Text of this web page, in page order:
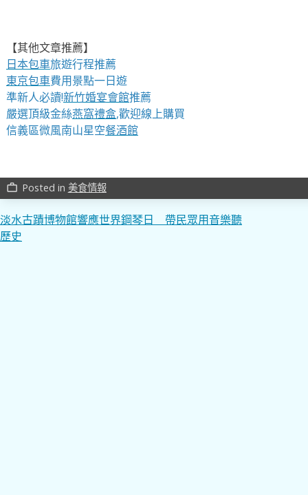
【其他文章推薦】
日本包車旅遊行程推薦
東京包車費用景點一日遊
準新人必讀!新竹婚宴會館推薦
嚴選頂級金絲燕窩禮盒,歡迎線上購買
信義區微風南山星空餐酒館
work_outline Posted in 美食情報
文
章
淡水古蹟博物館響應世界鋼琴日 帶民眾用音樂聽
歷史